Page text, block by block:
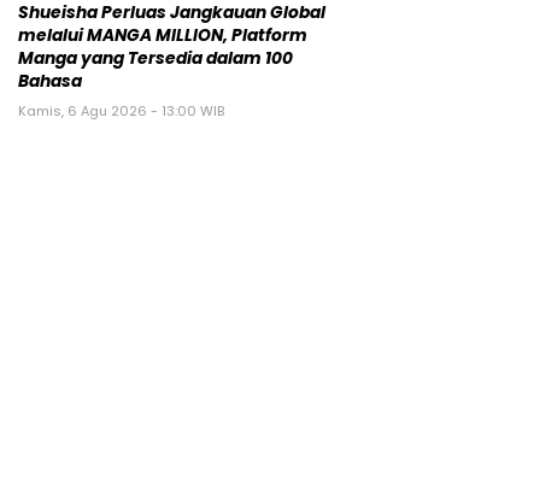
Shueisha Perluas Jangkauan Global
melalui MANGA MILLION, Platform
Manga yang Tersedia dalam 100
Bahasa
Kamis, 6 Agu 2026 - 13:00 WIB